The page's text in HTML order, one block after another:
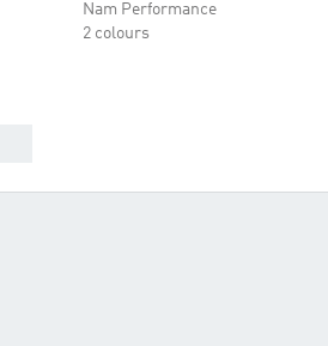
Nam Performance
2 colours